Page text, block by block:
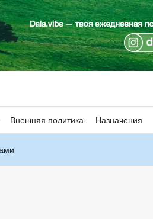
Внешняя политика Назначения